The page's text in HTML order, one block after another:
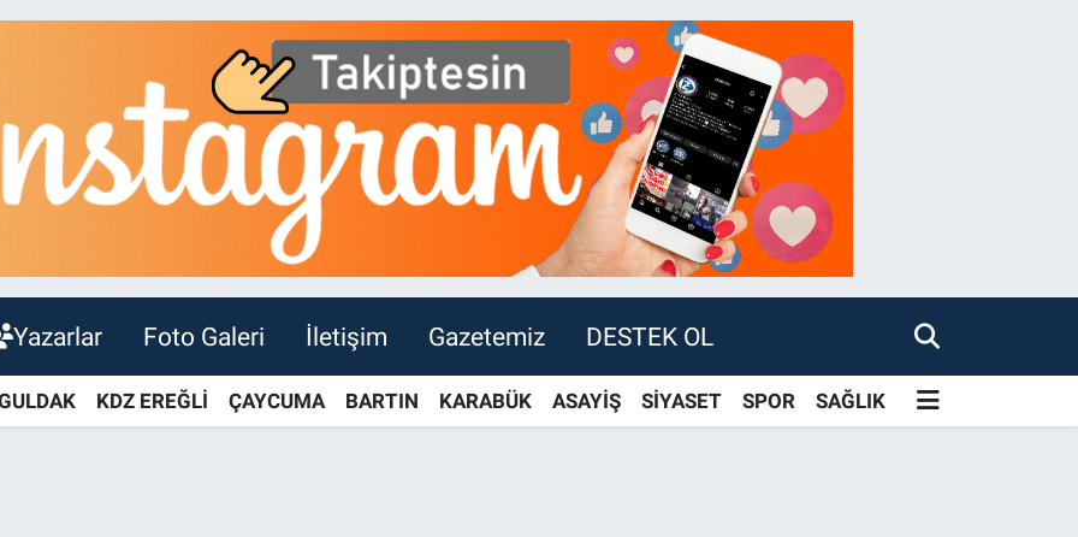
Yazarlar Foto Galeri İletişim Gazetemiz DESTEK OL
KDZ EREĞLİ ÇAYCUMA BARTIN KARABÜK ASAYİŞ SİYASET SPOR SAĞLIK